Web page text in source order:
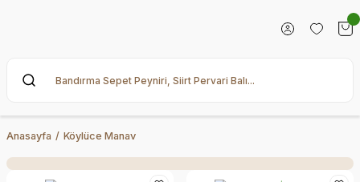
Anasayfa Köylüce Manav